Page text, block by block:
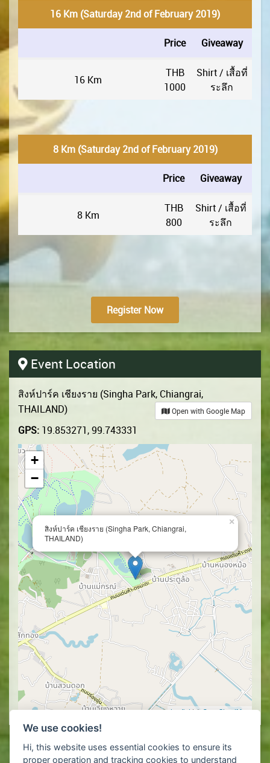
16 Km (Saturday 2nd of February 2019)
Price Giveaway
16 Km
THB
1000
Shirt / เสื้อที่
ระลึก
8 Km (Saturday 2nd of February 2019)
Price Giveaway
8 Km
THB
800
Shirt / เสื้อที่
ระลึก
Register Now
Event Location
สิงห์ปาร์ค เชียงราย (Singha Park, Chiangrai,
THAILAND)
Open with Google Map
GPS: 19.853271, 99.743331
สิงห์ปาร์ค เชียงราย (Singha Park, Chiangrai,
THAILAND)
×
+
−
Leaflet | ©OpenStreetMap
We use cookies!
Hi, this website uses essential cookies to ensure its
proper operation and tracking cookies to understand